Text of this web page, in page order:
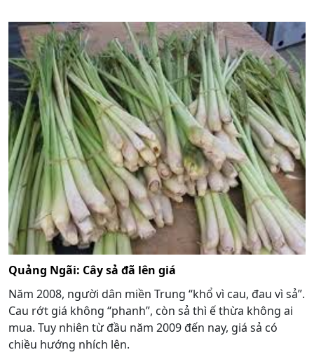
Quảng Ngãi: Cây sả đã lên giá
Năm 2008, người dân miền Trung “khổ vì cau, đau vì sả”.
Cau rớt giá không “phanh”, còn sả thì ế thừa không ai
mua. Tuy nhiên từ đầu năm 2009 đến nay, giá sả có
chiều hướng nhích lên.